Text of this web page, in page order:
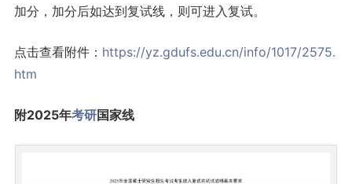
加分，加分后如达到复试线，则可进入复试。
点击查看附件： https://yz.gdufs.edu.cn/info/1017/2575.
htm
附2025年考研国家线